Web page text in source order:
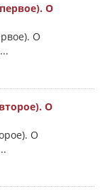
О
О
О
О